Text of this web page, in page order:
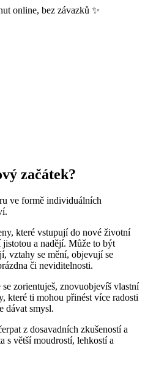
online, bez závazků ✨
začátek?
ve formě individuálních
které vstupují do nové životní
a nadějí. Může to být
vztahy se mění, objevují se
či neviditelnosti.
zorientuješ, znovuobjevíš vlastní
které ti mohou přinést více radosti
dávat smysl.
z dosavadních zkušeností a
s větší moudrostí, lehkostí a